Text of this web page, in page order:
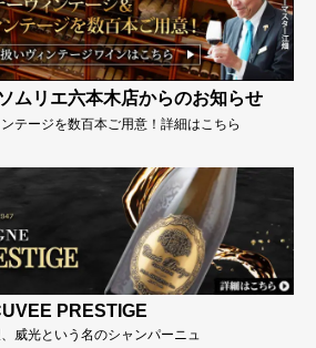
ムリエ六本木店からのお知らせ
テージを数百本ご用意！詳細はこちら
PRESTIGE
威光という名のシャンパーニュ